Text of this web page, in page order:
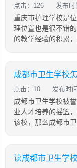
点击：126 发布时
重庆市护理学校是
理位置也是很不错
的教学经验的积累
成都市卫生学校
点击：10 发布时
成都市卫生学校被
业人才培养的摇篮
该校，那么成都市
读成都市卫生学